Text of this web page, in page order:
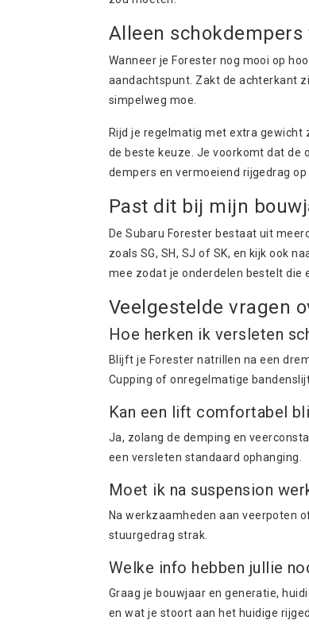
Alleen
Wanneer je Forester nog mooi op
aandachtspunt. Zakt de achterkant
simpelweg moe.
Rijd je regelmatig met extra
de beste keuze. Je voorkomt dat de
dempers en vermoeiend rijgedrag op
Past dit bij mijn
De Subaru Forester bestaat uit
zoals SG, SH, SJ of SK, en kijk ook
mee zodat je onderdelen bestelt die
Veelgestelde vragen
Hoe herken ik versleten
Blijft je Forester natrillen na een
Cupping of onregelmatige
Kan een lift comfortabel
Ja, zolang de demping en
een versleten standaard ophanging.
Moet ik na suspension
Na werkzaamheden aan veerpoten
stuurgedrag strak.
Welke info hebben jullie
Graag je bouwjaar en generatie,
en wat je stoort aan het huidige